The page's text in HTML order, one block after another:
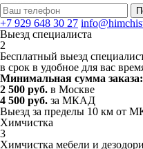
+7 929 648 30 27
Выезд специалиста
2
Бесплатный выезд
в срок в удобное для вас
Минимальная сумма заказа:
2 500 руб. в Москве
4 500 руб. за МКАД
Выезд за пределы 10 км от
Химчистка
3
Химчистка мебели и